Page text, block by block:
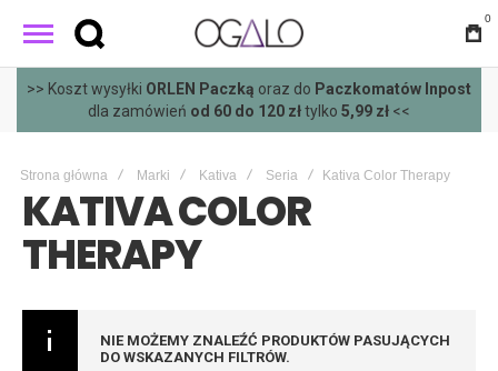
0
>> Koszt wysyłki ORLEN Paczką oraz do Paczkomatów Inpost
dla zamówień od 60 do 120 złtylko 5,99 zł <<
Strona główna Marki Kativa Seria Kativa Color Therapy
KATIVA COLOR
THERAPY
NIE MOŻEMY ZNALEŹĆ PRODUKTÓW PASUJĄCYCH
DO WSKAZANYCH FILTRÓW.